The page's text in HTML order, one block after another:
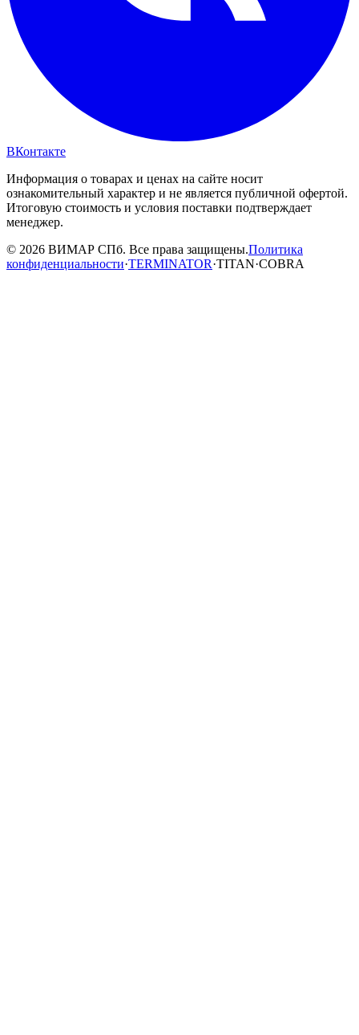
ВКонтакте
Информация о товарах и ценах на сайте носит
ознакомительный характер и не является публичной офертой.
Итоговую стоимость и условия поставки подтверждает
менеджер.
© 2026 ВИМАР СПб. Все права защищены.Политика
конфиденциальности·TERMINATOR·TITAN·COBRA